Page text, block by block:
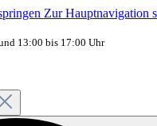
Zur Hauptnavigation
13:00 bis 17:00 Uhr